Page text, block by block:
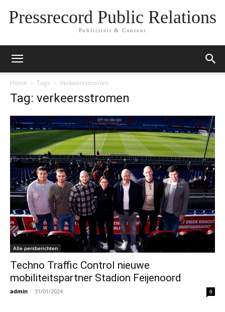
Pressrecord Public Relations
Publiciteit & Content
Home Tags Verkeersstromen
Tag: verkeersstromen
Alle persberichten
Techno Traffic Control nieuwe
mobiliteitspartner Stadion Feijenoord
admin - 31/01/2024 0